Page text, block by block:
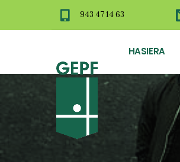
943 47 14 63
HASIERA